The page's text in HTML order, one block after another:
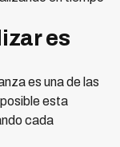
es
es una de las
esta
cada